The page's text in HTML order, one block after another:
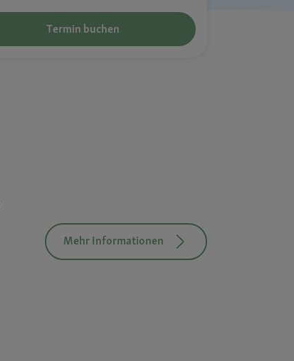
Termin buchen
Mehr Informationen